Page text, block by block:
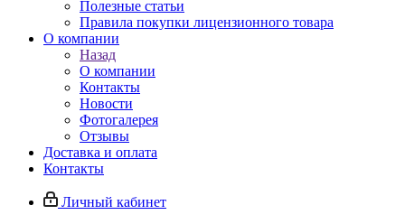
Полезные статьи
Правила покупки лицензионного товара
О компании
Назад
О компании
Контакты
Новости
Фотогалерея
Отзывы
Доставка и оплата
Контакты
Личный кабинет